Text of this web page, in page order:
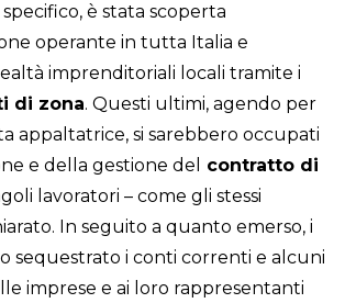
è stata scoperta
operante in tutta Italia e
imprenditoriali locali tramite i
di zona. Questi ultimi, agendo per
appaltatrice, si sarebbero occupati
e della gestione del
contratto di
lavoratori – come gli stessi
In seguito a quanto emerso, i
sequestrato i conti correnti e alcuni
imprese e ai loro rappresentanti